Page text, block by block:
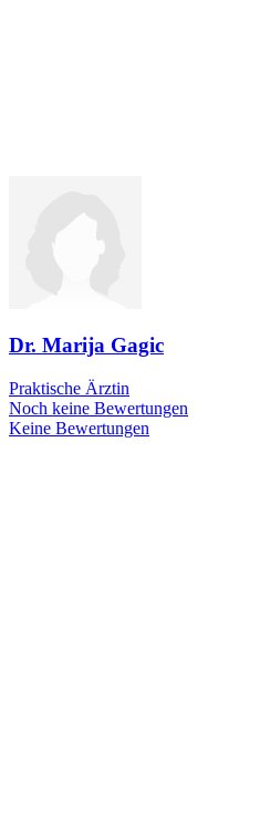
Dr. Marija Gagic
Praktische Ärztin
Noch keine Bewertungen
Keine Bewertungen